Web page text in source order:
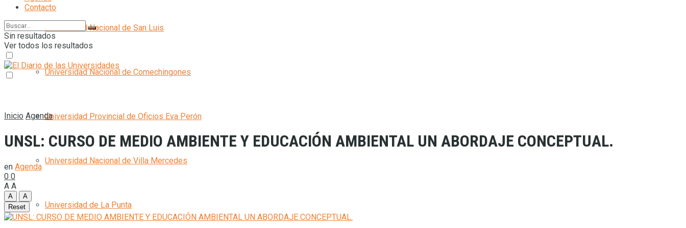
Universidad Nacional de San Luis
Universidad Nacional de Comechingones
Universidad Provincial de Oficios Eva Perón
Universidad Nacional de Villa Mercedes
Universidad de La Punta
Contacto
Sin resultados
Ver todos los resultados
Inicio Agenda
UNSL: CURSO DE MEDIO AMBIENTE Y EDUCACIÓN AMBIENTAL UN ABORDAJE CONCEPTUAL.
en Agenda
0 0
A A
A
A
Reset